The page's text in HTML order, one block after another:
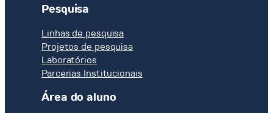
Pesquisa
Linhas de pesquisa
Projetos de pesquisa
Laboratórios
Parcerias Institucionais
Área do aluno